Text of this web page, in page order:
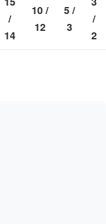
/
14
10 /
12
5 /
3
/
2